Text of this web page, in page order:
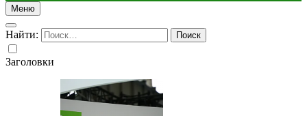
Меню
Найти:
Заголовки